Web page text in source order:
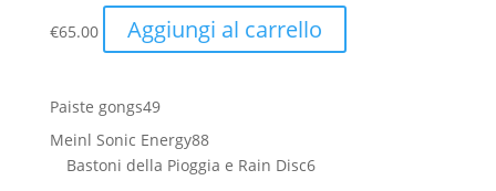
€65.00 Aggiungi al carrello
Paiste gongs4949
prodotti
Meinl Sonic Energy8888
prodotti
Bastoni della Pioggia e Rain Disc66